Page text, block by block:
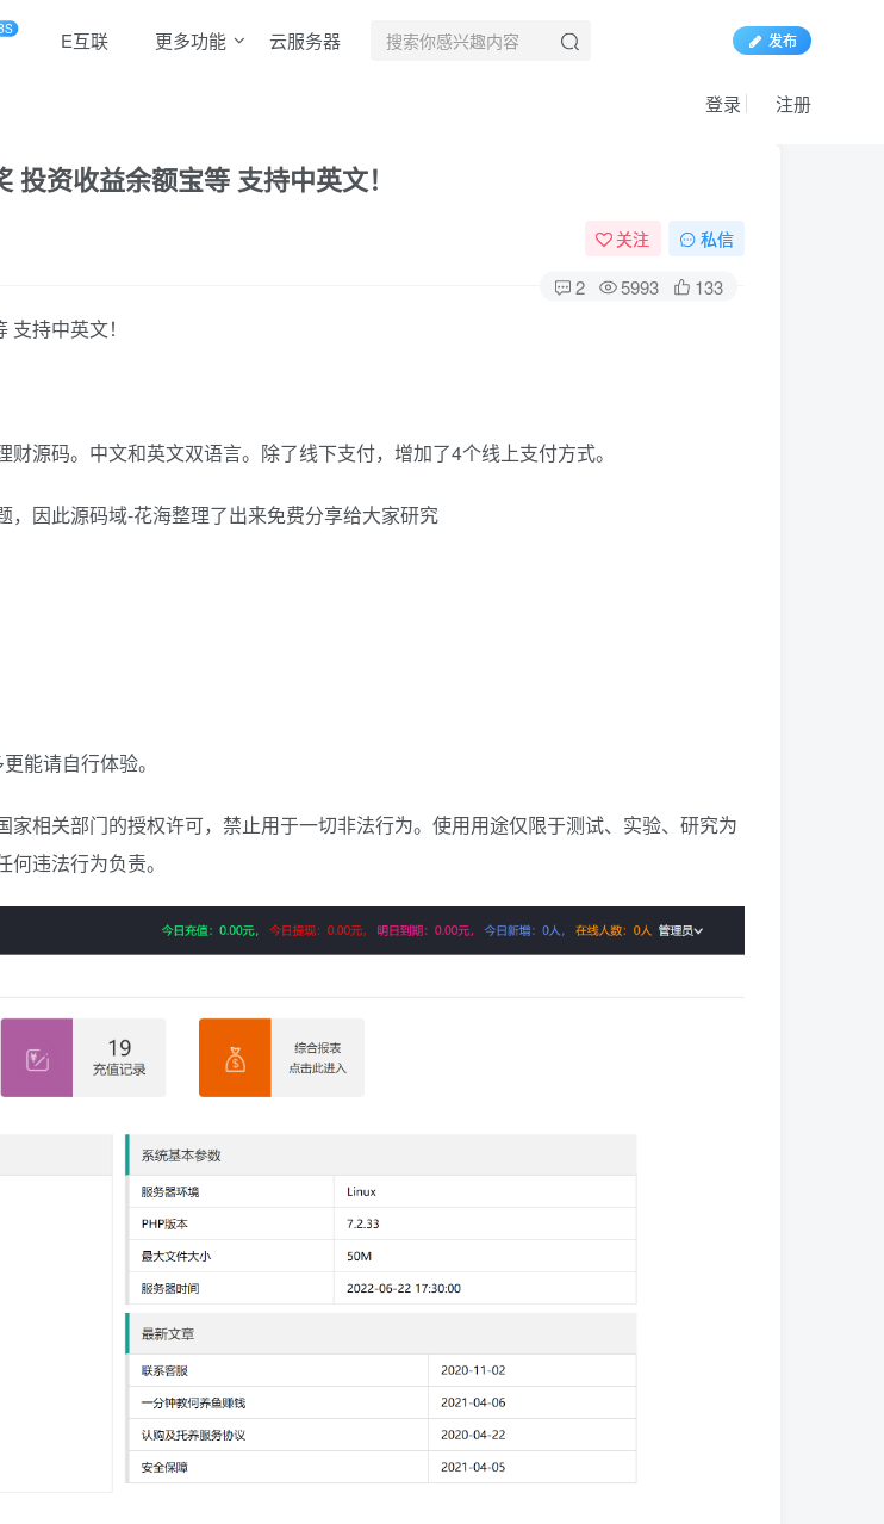
E互联 更多功能 云服务器 发布
登录 注册
资收益余额宝等 支持中英文！
关注 私信
2 5993 133
持中英文！
源码。中文和英文双语言。除了线下支付，增加了4个线上支付方式。
因此源码域-花海整理了出来免费分享给大家研究
能请自行体验。
相关部门的授权许可，禁止用于一切非法行为。使用用途仅限于测试、实验、研究为
违法行为负责。